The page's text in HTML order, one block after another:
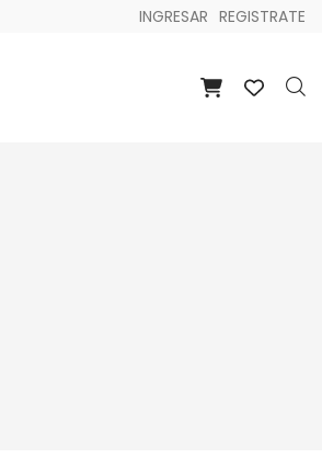
INGRESAR REGISTRATE